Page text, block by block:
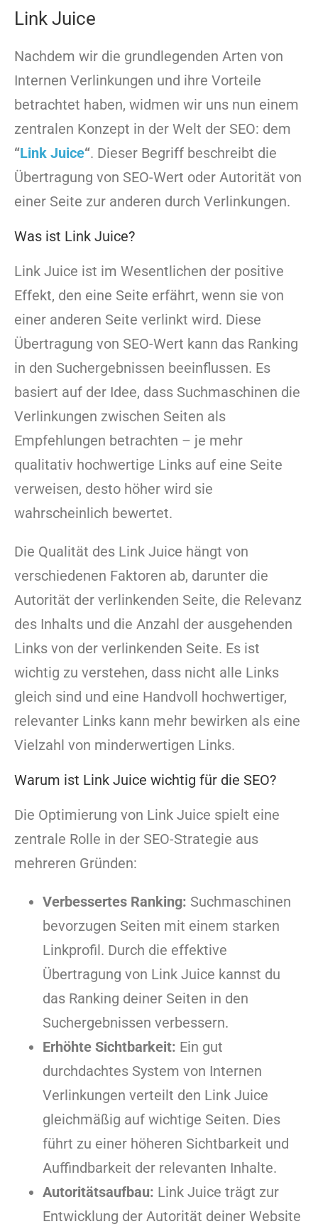
Link Juice
Nachdem wir die grundlegenden Arten von
Internen Verlinkungen und ihre Vorteile
betrachtet haben, widmen wir uns nun einem
zentralen Konzept in der Welt der SEO: dem
“Link Juice“. Dieser Begriff beschreibt die
Übertragung von SEO-Wert oder Autorität von
einer Seite zur anderen durch Verlinkungen.
Was ist Link Juice?
Link Juice ist im Wesentlichen der positive
Effekt, den eine Seite erfährt, wenn sie von
einer anderen Seite verlinkt wird. Diese
Übertragung von SEO-Wert kann das Ranking
in den Suchergebnissen beeinflussen. Es
basiert auf der Idee, dass Suchmaschinen die
Verlinkungen zwischen Seiten als
Empfehlungen betrachten – je mehr
qualitativ hochwertige Links auf eine Seite
verweisen, desto höher wird sie
wahrscheinlich bewertet.
Die Qualität des Link Juice hängt von
verschiedenen Faktoren ab, darunter die
Autorität der verlinkenden Seite, die Relevanz
des Inhalts und die Anzahl der ausgehenden
Links von der verlinkenden Seite. Es ist
wichtig zu verstehen, dass nicht alle Links
gleich sind und eine Handvoll hochwertiger,
relevanter Links kann mehr bewirken als eine
Vielzahl von minderwertigen Links.
Warum ist Link Juice wichtig für die SEO?
Die Optimierung von Link Juice spielt eine
zentrale Rolle in der SEO-Strategie aus
mehreren Gründen:
Verbessertes Ranking: Suchmaschinen
bevorzugen Seiten mit einem starken
Linkprofil. Durch die effektive
Übertragung von Link Juice kannst du
das Ranking deiner Seiten in den
Suchergebnissen verbessern.
Erhöhte Sichtbarkeit: Ein gut
durchdachtes System von Internen
Verlinkungen verteilt den Link Juice
gleichmäßig auf wichtige Seiten. Dies
führt zu einer höheren Sichtbarkeit und
Auffindbarkeit der relevanten Inhalte.
Autoritätsaufbau: Link Juice trägt zur
Entwicklung der Autorität deiner Website